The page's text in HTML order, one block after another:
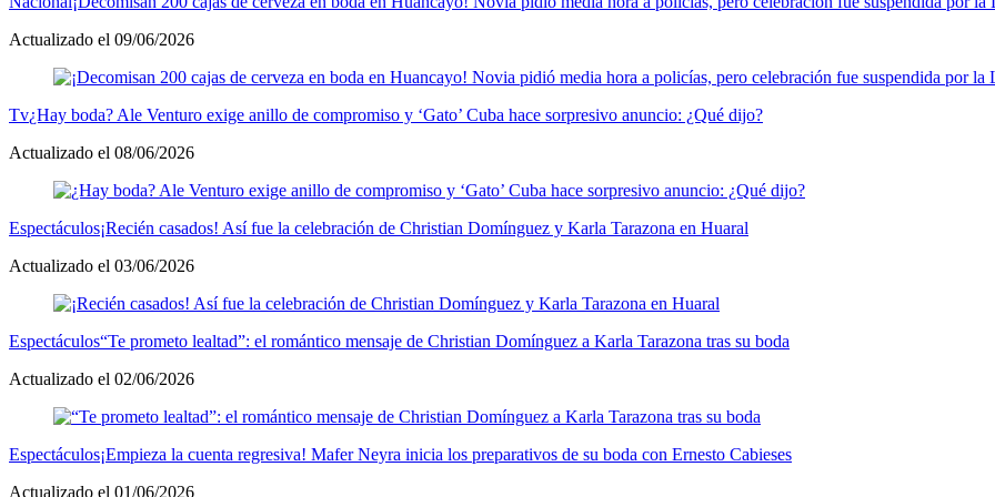
Actualizado el 09/06/2026
Tv¿Hay boda? Ale Venturo exige anillo de compromiso y ‘Gato’ Cuba hace sorpresivo anuncio: ¿Qué dijo?
Actualizado el 08/06/2026
Espectáculos¡Recién casados! Así fue la celebración de Christian Domínguez y Karla Tarazona en Huaral
Actualizado el 03/06/2026
Espectáculos“Te prometo lealtad”: el romántico mensaje de Christian Domínguez a Karla Tarazona tras su boda
Actualizado el 02/06/2026
Espectáculos¡Empieza la cuenta regresiva! Mafer Neyra inicia los preparativos de su boda con Ernesto Cabieses
Actualizado el 01/06/2026